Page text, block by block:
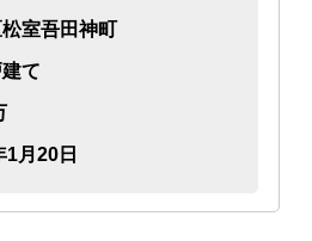
室吾田神町
て
1月20日